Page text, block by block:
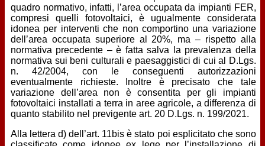
quadro normativo, infatti, l’area occupata da impianti FER,
compresi quelli fotovoltaici, è ugualmente considerata
idonea per interventi che non comportino una variazione
dell’area occupata superiore al 20%, ma – rispetto alla
normativa precedente – è fatta salva la prevalenza della
normativa sui beni culturali e paesaggistici di cui al D.Lgs.
n. 42/2004, con le conseguenti autorizzazioni
eventualmente richieste. Inoltre è precisato che tale
variazione dell’area non è consentita per gli impianti
fotovoltaici installati a terra in aree agricole, a differenza di
quanto stabilito nel previgente art. 20 D.Lgs. n. 199/2021.
Alla lettera d) dell’art. 11bis è stato poi esplicitato che sono